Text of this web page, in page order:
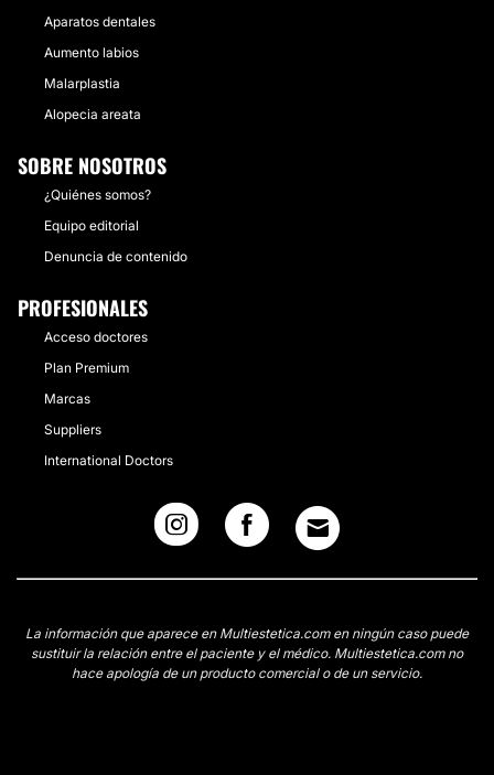
Aparatos dentales
Aumento labios
Malarplastia
Alopecia areata
SOBRE NOSOTROS
¿Quiénes somos?
Equipo editorial
Denuncia de contenido
PROFESIONALES
Acceso doctores
Plan Premium
Marcas
Suppliers
International Doctors
La información que aparece en Multiestetica.com en ningún caso puede
sustituir la relación entre el paciente y el médico. Multiestetica.com no
hace apología de un producto comercial o de un servicio.